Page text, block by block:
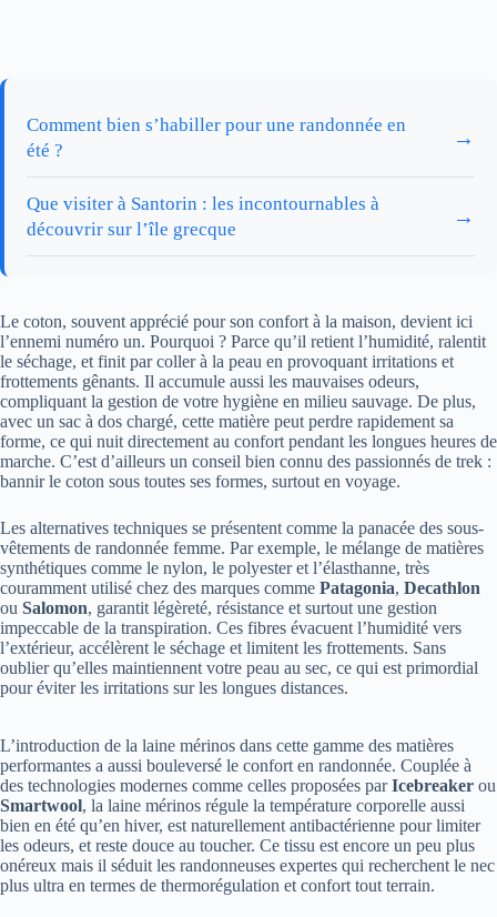
Comment bien s’habiller pour une randonnée en
été ?
→
Que visiter à Santorin : les incontournables à
découvrir sur l’île grecque
→
Le coton, souvent apprécié pour son confort à la maison, devient ici
l’ennemi numéro un. Pourquoi ? Parce qu’il retient l’humidité, ralentit
le séchage, et finit par coller à la peau en provoquant irritations et
frottements gênants. Il accumule aussi les mauvaises odeurs,
compliquant la gestion de votre hygiène en milieu sauvage. De plus,
avec un sac à dos chargé, cette matière peut perdre rapidement sa
forme, ce qui nuit directement au confort pendant les longues heures de
marche. C’est d’ailleurs un conseil bien connu des passionnés de trek :
bannir le coton sous toutes ses formes, surtout en voyage.
Les alternatives techniques se présentent comme la panacée des sous-
vêtements de randonnée femme. Par exemple, le mélange de matières
synthétiques comme le nylon, le polyester et l’élasthanne, très
couramment utilisé chez des marques comme Patagonia, Decathlon
ou Salomon, garantit légèreté, résistance et surtout une gestion
impeccable de la transpiration. Ces fibres évacuent l’humidité vers
l’extérieur, accélèrent le séchage et limitent les frottements. Sans
oublier qu’elles maintiennent votre peau au sec, ce qui est primordial
pour éviter les irritations sur les longues distances.
L’introduction de la laine mérinos dans cette gamme des matières
performantes a aussi bouleversé le confort en randonnée. Couplée à
des technologies modernes comme celles proposées parIcebreaker ou
Smartwool, la laine mérinos régule la température corporelle aussi
bien en été qu’en hiver, est naturellement antibactérienne pour limiter
les odeurs, et reste douce au toucher. Ce tissu est encore un peu plus
onéreux mais il séduit les randonneuses expertes qui recherchent le nec
plus ultra en termes de thermorégulation et confort tout terrain.